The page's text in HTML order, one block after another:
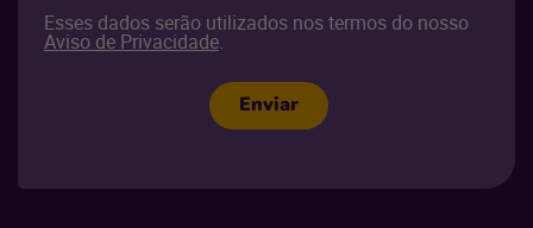
Esses dados serão utilizados nos termos do nosso
Aviso de Privacidade.
Enviar